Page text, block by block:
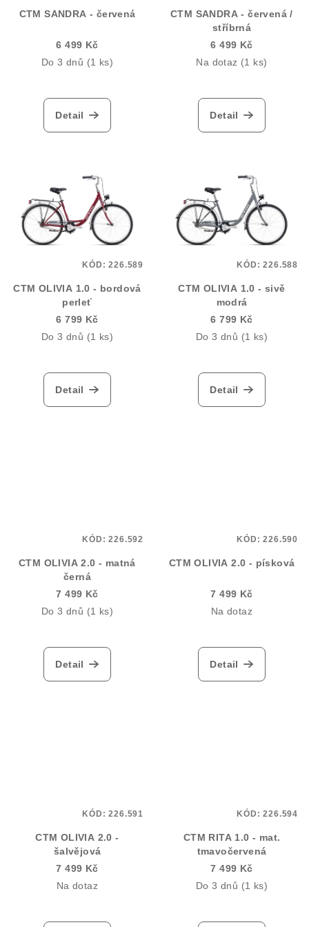
CTM SANDRA - červená
6 499 Kč
Do 3 dnů (1 ks)
Detail
CTM SANDRA - červená /
stříbrná
6 499 Kč
Na dotaz (1 ks)
Detail
CTM OLIVIA 1.0 - bordová
perleť
6 799 Kč
Do 3 dnů (1 ks)
Detail
KÓD:226.589
CTM OLIVIA 1.0 - sivě
modrá
6 799 Kč
Do 3 dnů (1 ks)
Detail
KÓD:226.588
CTM OLIVIA 2.0 - matná
černá
7 499 Kč
Do 3 dnů (1 ks)
Detail
KÓD:226.592
CTM OLIVIA 2.0 - písková
7 499 Kč
Na dotaz
Detail
KÓD:226.590
CTM OLIVIA 2.0 -
šalvějová
7 499 Kč
Na dotaz
KÓD:226.591
CTM RITA 1.0 - mat.
tmavočervená
7 499 Kč
Do 3 dnů (1 ks)
KÓD:226.594